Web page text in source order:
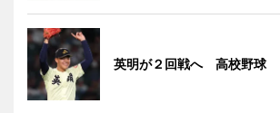
英明が２回戦へ 高校野球